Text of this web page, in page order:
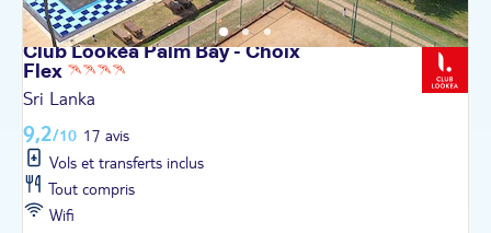
Club Lookéa Palm Bay - Choix
Flex
Sri Lanka
9,2/10 17 avis
Vols et transferts inclus
Tout compris
Wifi